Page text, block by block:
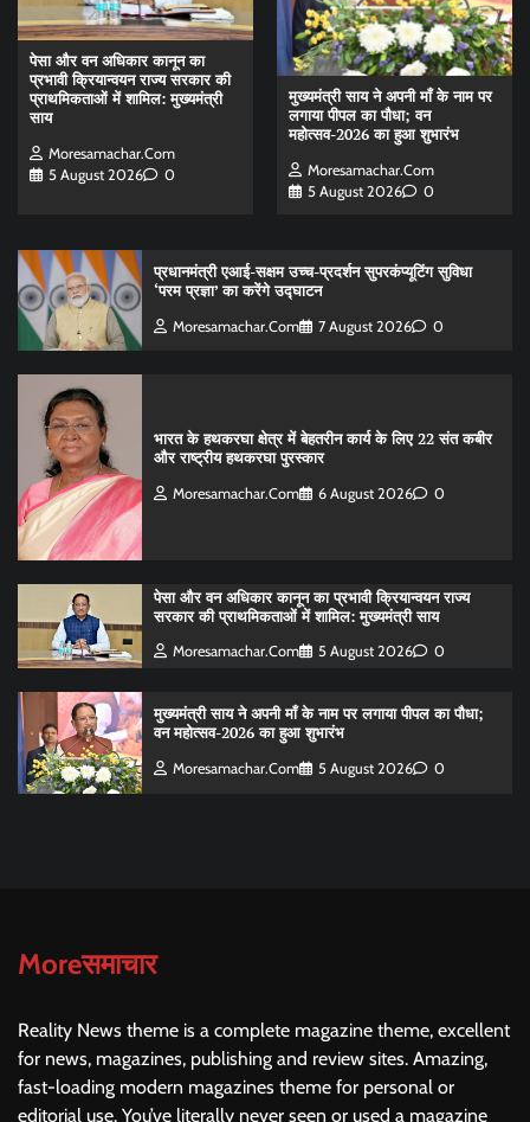
पेसा और वन अधिकार कानून का
प्रभावी क्रियान्वयन राज्य सरकार की
प्राथमिकताओं में शामिल: मुख्यमंत्री
साय
Moresamachar.com
5 August 2026
0
मुख्यमंत्री साय ने अपनी माँ के नाम पर
लगाया पीपल का पौधा; वन
महोत्सव-2026 का हुआ शुभारंभ
Moresamachar.com
5 August 2026
0
प्रधानमंत्री एआई-सक्षम उच्च-प्रदर्शन सुपरकंप्यूटिंग सुविधा
‘परम प्रज्ञा’ का करेंगे उद्घाटन
Moresamachar.com 7 August 2026 0
भारत के हथकरघा क्षेत्र में बेहतरीन कार्य के लिए 22 संत कबीर
और राष्ट्रीय हथकरघा पुरस्कार
Moresamachar.com 6 August 2026 0
पेसा और वन अधिकार कानून का प्रभावी क्रियान्वयन राज्य
सरकार की प्राथमिकताओं में शामिल: मुख्यमंत्री साय
Moresamachar.com 5 August 2026 0
मुख्यमंत्री साय ने अपनी माँ के नाम पर लगाया पीपल का पौधा;
वन महोत्सव-2026 का हुआ शुभारंभ
Moresamachar.com 5 August 2026 0
Moreसमाचार
Reality News theme is a complete magazine theme, excellent
for news, magazines, publishing and review sites. Amazing,
fast-loading modern magazines theme for personal or
editorial use. You’ve literally never seen or used a magazine